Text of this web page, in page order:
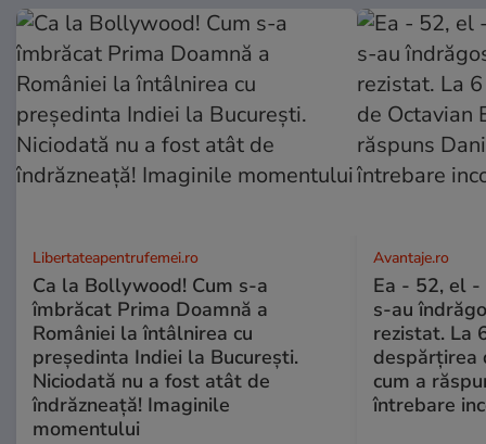
Libertateapentrufemei.ro
Ca la Bollywood! Cum s-a
îmbrăcat Prima Doamnă a
României la întâlnirea cu
președinta Indiei la București.
Niciodată nu a fost atât de
îndrăzneață! Imaginile
momentului
Avantaje.ro
Ea - 52, el -
s-au
rezistat. La
despărțirea
cum a
întrebare